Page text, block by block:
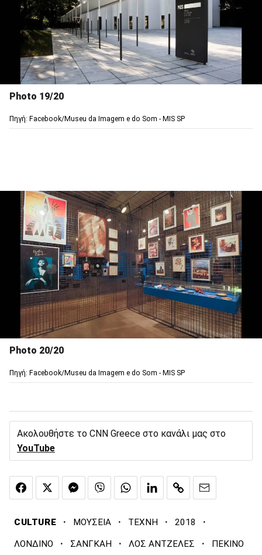
Photo 19/20
Πηγή: Facebook/Museu da Imagem e do Som - MIS SP
Photo 20/20
Πηγή: Facebook/Museu da Imagem e do Som - MIS SP
Ακολουθήστε το CNN Greece στο κανάλι μας στο
YouTube
CULTURE · ΜΟΥΣΕΙΑ · ΤΕΧΝΗ · 2018 ·
ΛΟΝΔΙΝΟ · ΣΑΝΓΚΑΗ · ΛΟΣ ΑΝΤΖΕΛΕΣ · ΠΕΚΙΝΟ